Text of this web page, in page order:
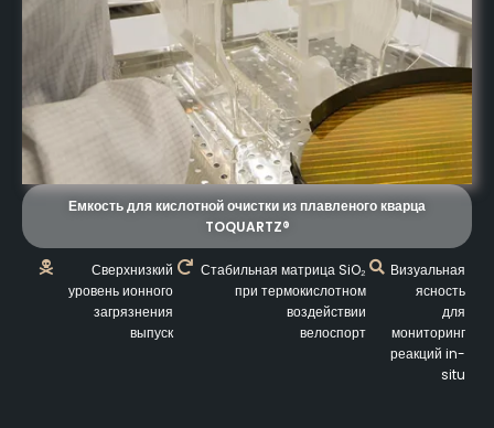
Емкость для кислотной очистки из плавленого кварца
TOQUARTZ®
Сверхнизкий
уровень ионного
загрязнения
выпуск
Стабильная матрица SiO₂
при термокислотном
воздействии
велоспорт
Визуальная
ясность
для
мониторинг
реакций in-
situ